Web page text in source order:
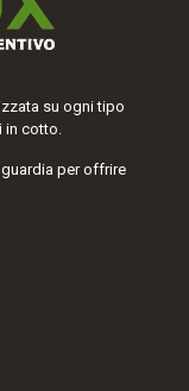
su ogni tipo
in cotto.
per offrire